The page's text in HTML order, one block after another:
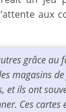
aux
grâce au
magasins
et ils ont
Ces cartes